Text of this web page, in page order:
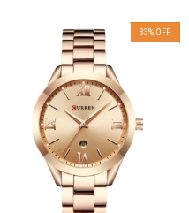
33% OFF